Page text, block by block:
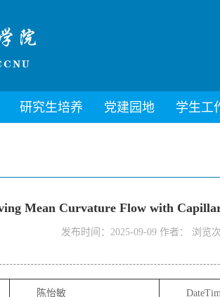
研究生培养 党建园地 学生工
Mean Curvature Flow with
发布时间：2025-09-09 作者： 浏览次
陈怡敏